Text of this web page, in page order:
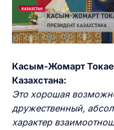
Касым-Жомарт
Казахстана:
Это хорошая
дружественный,
характер